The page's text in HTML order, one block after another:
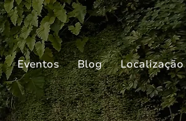
Eventos Blog Localização